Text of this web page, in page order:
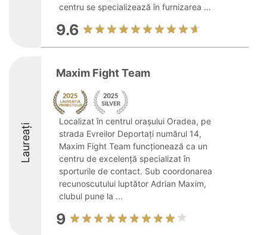
centru se specializează în furnizarea ...
9.6
Laureați
Maxim Fight Team
Localizat în centrul orașului Oradea, pe
strada Evreilor Deportați numărul 14,
Maxim Fight Team funcționează ca un
centru de excelență specializat în
sporturile de contact. Sub coordonarea
recunoscutului luptător Adrian Maxim,
clubul pune la ...
9